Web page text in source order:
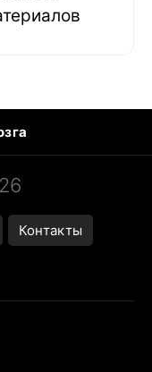
Контакты